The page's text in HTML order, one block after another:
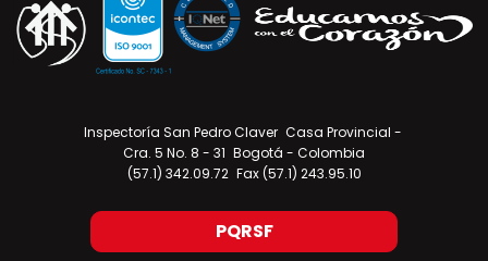
Inspectoría San Pedro Claver Casa Provincial -
Cra. 5 No. 8 - 31 Bogotá - Colombia
(57.1) 342.09.72 Fax (57.1) 243.95.10
PQRSF